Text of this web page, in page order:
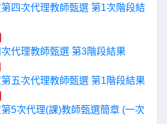
四次代理教師甄選 第1次階段結
代理教師甄選 第3階段結果
五次代理教師甄選 第1階段結果
5次代理(課)教師甄選簡章 (一次